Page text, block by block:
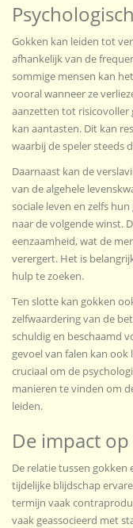
Gokken kan leiden tot
afhankelijk van de
sommige mensen kan
vooral wanneer ze
aanzetten tot risicovoller
kan aantasten. Dit kan
waarbij de speler steeds
Daarnaast kan de
van de algehele
sociale leven en zelfs
naar de volgende winst.
eenzaamheid, wat de
verergert. Het is
hulp te zoeken.
Ten slotte kan gokken
zelfwaardering van de
schuldig en beschaamd
gevoel van falen kan
cruciaal om de
manieren te vinden om
leiden.
De impact
De relatie tussen gokken
tijdelijke blijdschap
termijn vaak
vaak geassocieerd met